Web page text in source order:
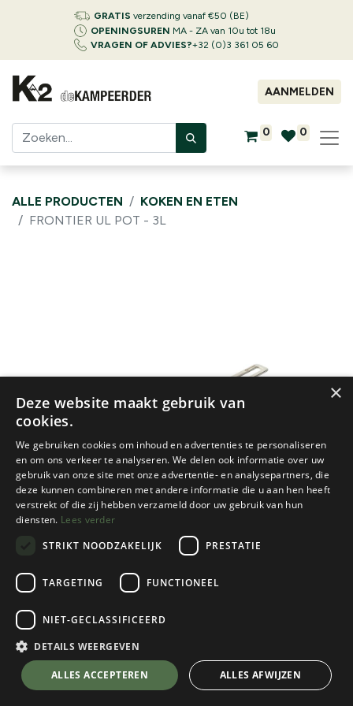
GRATIS verzending vanaf €50 (BE)
OPENINGSUREN MA - ZA van 10u tot 18u
VRAGEN OF ADVIES?+32 (0)3 361 05 60
AANMELDEN
0 0
ALLE PRODUCTEN
KOKEN EN ETEN
FRONTIER UL POT - 3L
Sea To Summit
Frontier UL Pot - 3L
Aluminium Hard Anodised Grey
€84,95
💬 Stel je vraag over dit product via WhatsApp
×
Deze website maakt gebruik van
cookies.
We gebruiken cookies om inhoud en advertenties te personaliseren
en om ons verkeer te analyseren. We delen ook informatie over uw
gebruik van onze site met onze advertentie- en analysepartners, die
deze kunnen combineren met andere informatie die u aan hen heeft
verstrekt of die zij hebben verzameld door uw gebruik van hun
diensten. Lees verder
STRIKT NOODZAKELIJK
PRESTATIE
TARGETING FUNCTIONEEL
NIET-GECLASSIFICEERD
DETAILS WEERGEVEN
ALLES ACCEPTEREN ALLES AFWIJZEN